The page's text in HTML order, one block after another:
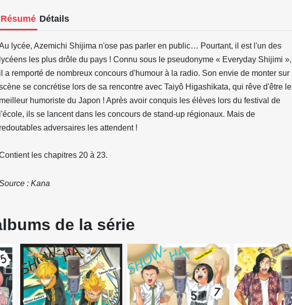
Résumé Détails
lycée, Azemichi Shijima n'ose pas parler en public… Pourtant, il est l'un des
lycéens les plus drôle du pays ! Connu sous le pseudonyme « Everyday Shijimi »,
il a remporté de nombreux concours d'humour à la radio. Son envie de monter sur
se concrétise lors de sa rencontre avec Taiyô Higashikata, qui rêve d'être le
meilleur humoriste du Japon ! Après avoir conquis les élèves lors du festival de
l'école, ils se lancent dans les concours de stand-up régionaux. Mais de
redoutables adversaires les attendent !
les chapitres 20 à 23.
: Kana
de la série